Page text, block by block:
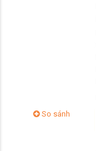
So sánh